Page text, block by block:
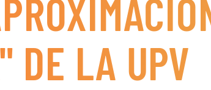
DE LA UPV